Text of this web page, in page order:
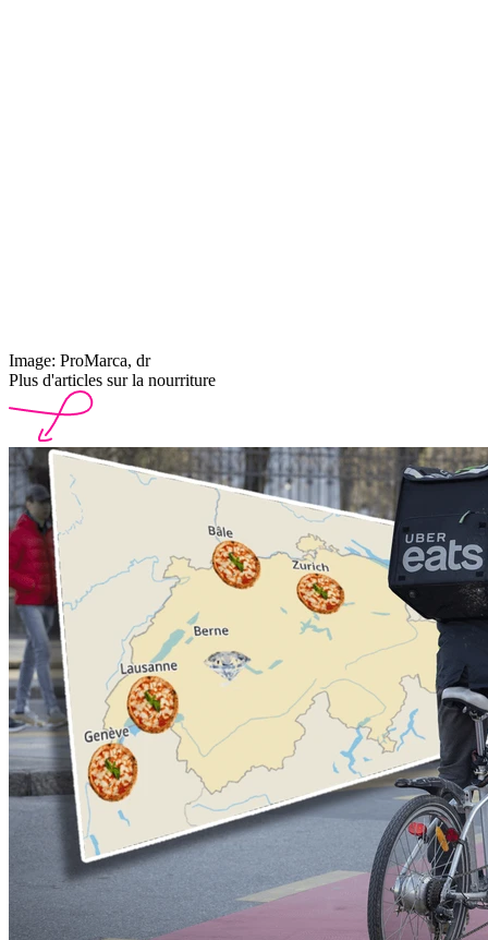
Image: ProMarca, dr
Plus d'articles sur la nourriture